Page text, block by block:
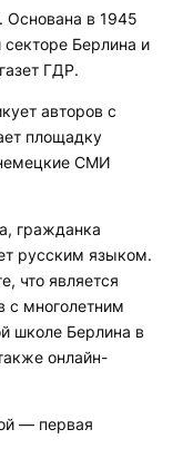
Основана в 1945
Берлина и
ГДР.
авторов с
площадку
СМИ
гражданка
русским языком.
что является
с многолетним
школе Берлина в
онлайн-
— первая